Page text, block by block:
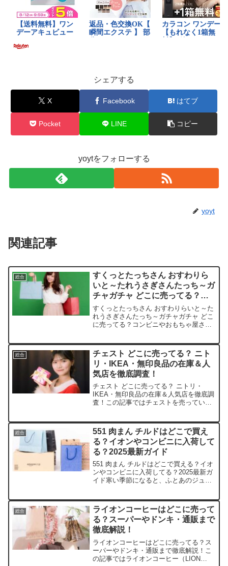
シェアする
X Facebook はてブ
Pocket LINE コピー
yoytをフォローする
yoyt
関連記事
総合
すくっとたっちさん おすわりら
いと～たれうさぎさんたっち～ガ
チャガチャ どこに売ってる？コ
ンビニやおもちゃ屋さんで今すぐ
ゲットできる？
すくっとたっちさん おすわりらいと～た
れうさぎさんたっち～ガチャガチャ どこ
に売ってる？コンビニやおもちゃ屋さん
れうさぎさんたっち～を売っている取扱
店や、平均的な値段...
総合
チェスト どこに売ってる？ ニト
リ・IKEA・無印良品の在庫＆人
気店を徹底調査！
チェスト どこに売ってる？ ニトリ・
IKEA・無印良品の在庫＆人気店を徹底調
査！この記事ではチェストを売っている
しの第一歩！どんなお店で売ってるか基
本編お部屋の収納に悩...
総合
551 肉まん チルドはどこで買え
る？イオンやコンビニに入荷して
る？2025最新ガイド
551 肉まん チルドはどこで買える？イオ
ンやコンビニに入荷してる？2025最新ガ
イド寒い季節になると、ふとあのジュー
肉まんを売っている取扱店や、平均的な
値段、安く買...
総合
ライオンコーヒーはどこに売って
る？スーパーやドンキ・通販まで
徹底解説！
ライオンコーヒーはどこに売ってる？ス
ーパーやドンキ・通販まで徹底解説！こ
の記事ではライオンコーヒー（LION